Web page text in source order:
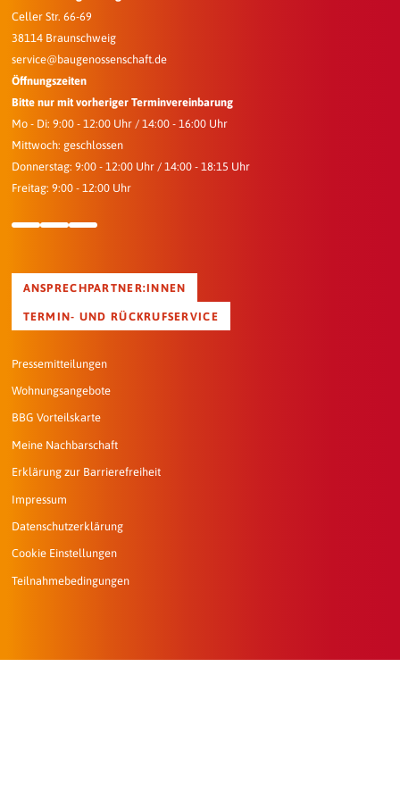
Celler Str. 66-69
38114 Braunschweig
service@baugenossenschaft.de
Öffnungszeiten
Bitte nur mit vorheriger Terminvereinbarung
Mo - Di: 9:00 - 12:00 Uhr / 14:00 - 16:00 Uhr
Mittwoch: geschlossen
Donnerstag: 9:00 - 12:00 Uhr / 14:00 - 18:15 Uhr
Freitag: 9:00 - 12:00 Uhr
ANSPRECHPARTNER:INNEN
TERMIN- UND RÜCKRUFSERVICE
Pressemitteilungen
Wohnungsangebote
BBG Vorteilskarte
Meine Nachbarschaft
Erklärung zur Barrierefreiheit
Impressum
Datenschutzerklärung
Cookie Einstellungen
Teilnahmebedingungen